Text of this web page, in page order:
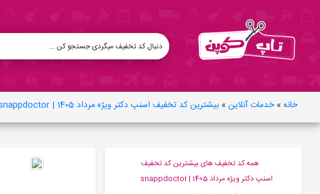
خانه»خدمات آنلاین» بیشترین کد تخفیف اسنپ دکتر ویژه مرداد 1405 | snappdoctor
همه کد تخفیف های بیشترین کد تخفیف
اسنپ دکتر ویژه مرداد 1405 | snappdoctor